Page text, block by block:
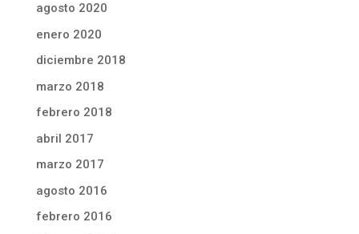
agosto 2020
enero 2020
diciembre 2018
marzo 2018
febrero 2018
abril 2017
marzo 2017
agosto 2016
febrero 2016